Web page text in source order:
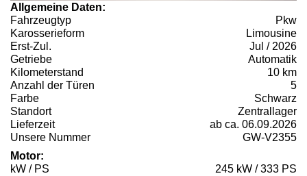
Allgemeine Daten:
Fahrzeugtyp
Pkw
Karosserieform
Limousine
Erst-Zul.
Jul / 2026
Getriebe
Automatik
Kilometerstand
10 km
Anzahl der Türen
5
Farbe
Schwarz
Standort
Zentrallager
Lieferzeit
ab ca. 06.09.2026
Unsere Nummer
GW-V2355
Motor:
kW / PS
245 kW / 333 PS